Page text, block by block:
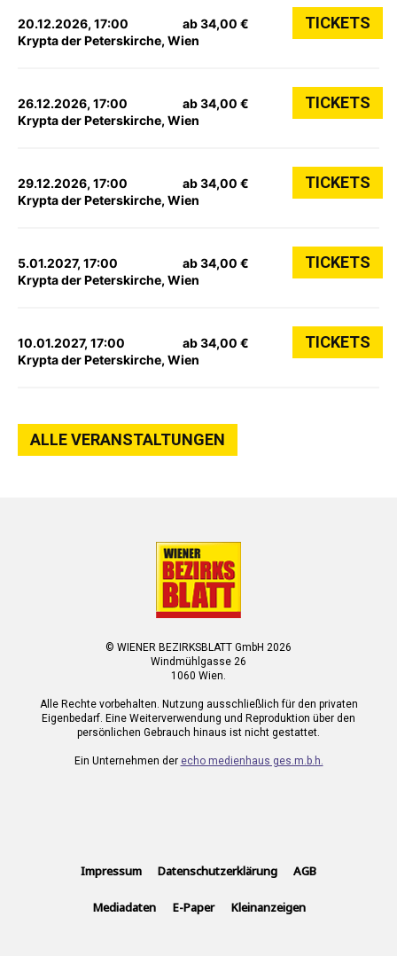
20.12.2026, 17:00
Krypta der Peterskirche, Wien
ab 34,00 € TICKETS
26.12.2026, 17:00
Krypta der Peterskirche, Wien
ab 34,00 € TICKETS
29.12.2026, 17:00
Krypta der Peterskirche, Wien
ab 34,00 € TICKETS
5.01.2027, 17:00
Krypta der Peterskirche, Wien
ab 34,00 € TICKETS
10.01.2027, 17:00
Krypta der Peterskirche, Wien
ab 34,00 € TICKETS
ALLE VERANSTALTUNGEN
© WIENER BEZIRKSBLATT GmbH 2026
Windmühlgasse 26
1060 Wien.
Alle Rechte vorbehalten. Nutzung ausschließlich für den privaten
Eigenbedarf. Eine Weiterverwendung und Reproduktion über den
persönlichen Gebrauch hinaus ist nicht gestattet.
Ein Unternehmen der echo medienhaus ges.m.b.h.
Impressum Datenschutzerklärung AGB
Mediadaten E-Paper Kleinanzeigen